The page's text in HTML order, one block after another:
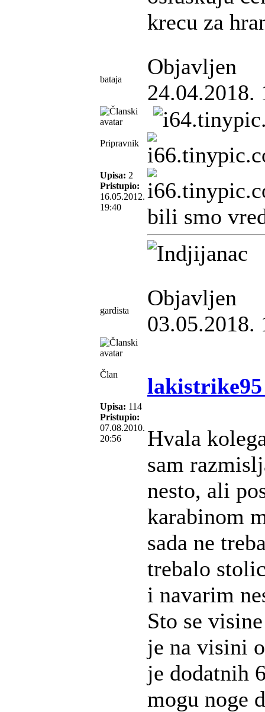
krecu za
bataja
Objavljen
24.04.2018.
Pripravnik
Upisa: 2
Pristupio:
16.05.2012.
19:40
bili smo
gardista
Objavljen
03.05.2018.
Član
Upisa: 114
Pristupio:
07.08.2010.
20:56
Hvala
sam
nesto, ali
karabinom
sada ne
trebalo
i navarim
Sto se
je na visini
je dodatnih
mogu noge